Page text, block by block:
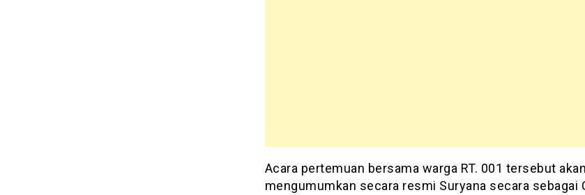
Acara pertemuan bersama warga RT. 001 tersebut akan
mengumumkan secara resmi Suryana secara sebagai